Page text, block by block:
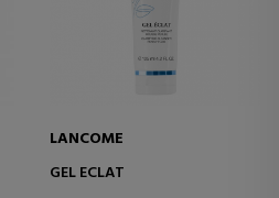
LANCOME
GEL ECLAT